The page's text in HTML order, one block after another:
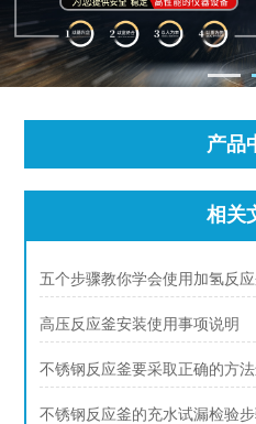
产品
相关
五个步骤教你学会使用加氢反
高压反应釜安装使用事项说明
不锈钢反应釜要采取正确的方
不锈钢反应釜的充水试漏检验